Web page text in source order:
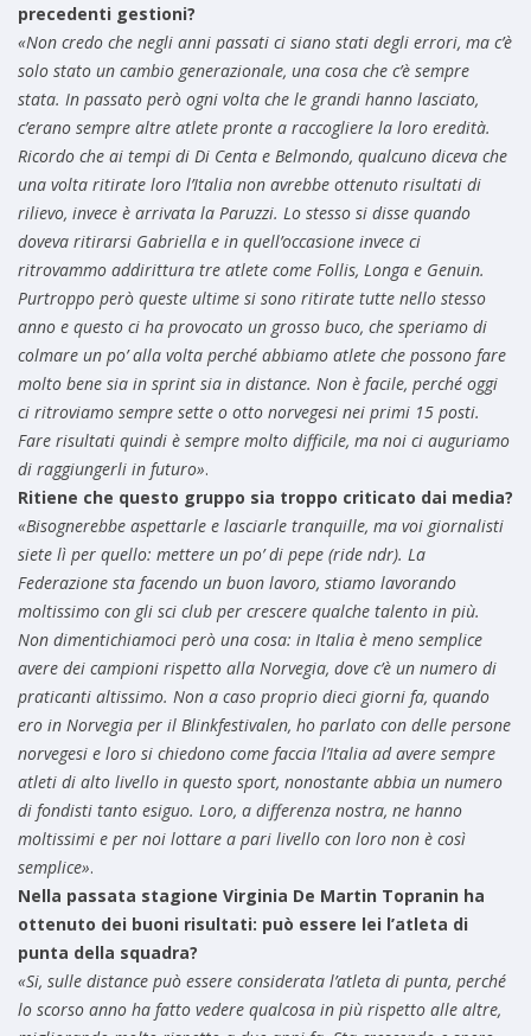
precedenti gestioni?
«Non credo che negli anni passati ci siano stati degli errori, ma c’è
solo stato un cambio generazionale, una cosa che c’è sempre
stata. In passato però ogni volta che le grandi hanno lasciato,
c’erano sempre altre atlete pronte a raccogliere la loro eredità.
Ricordo che ai tempi di Di Centa e Belmondo, qualcuno diceva che
una volta ritirate loro l’Italia non avrebbe ottenuto risultati di
rilievo, invece è arrivata la Paruzzi. Lo stesso si disse quando
doveva ritirarsi Gabriella e in quell’occasione invece ci
ritrovammo addirittura tre atlete come Follis, Longa e Genuin.
Purtroppo però queste ultime si sono ritirate tutte nello stesso
anno e questo ci ha provocato un grosso buco, che speriamo di
colmare un po’ alla volta perché abbiamo atlete che possono fare
molto bene sia in sprint sia in distance. Non è facile, perché oggi
ci ritroviamo sempre sette o otto norvegesi nei primi 15 posti.
Fare risultati quindi è sempre molto difficile, ma noi ci auguriamo
di raggiungerli in futuro».
Ritiene che questo gruppo sia troppo criticato dai media?
«Bisognerebbe aspettarle e lasciarle tranquille, ma voi giornalisti
siete lì per quello: mettere un po’ di pepe (ride ndr). La
Federazione sta facendo un buon lavoro, stiamo lavorando
moltissimo con gli sci club per crescere qualche talento in più.
Non dimentichiamoci però una cosa: in Italia è meno semplice
avere dei campioni rispetto alla Norvegia, dove c’è un numero di
praticanti altissimo. Non a caso proprio dieci giorni fa, quando
ero in Norvegia per il Blinkfestivalen, ho parlato con delle persone
norvegesi e loro si chiedono come faccia l’Italia ad avere sempre
atleti di alto livello in questo sport, nonostante abbia un numero
di fondisti tanto esiguo. Loro, a differenza nostra, ne hanno
moltissimi e per noi lottare a pari livello con loro non è così
semplice».
Nella passata stagione Virginia De Martin Topranin ha
ottenuto dei buoni risultati: può essere lei l’atleta di
punta della squadra?
«Si, sulle distance può essere considerata l’atleta di punta, perché
lo scorso anno ha fatto vedere qualcosa in più rispetto alle altre,